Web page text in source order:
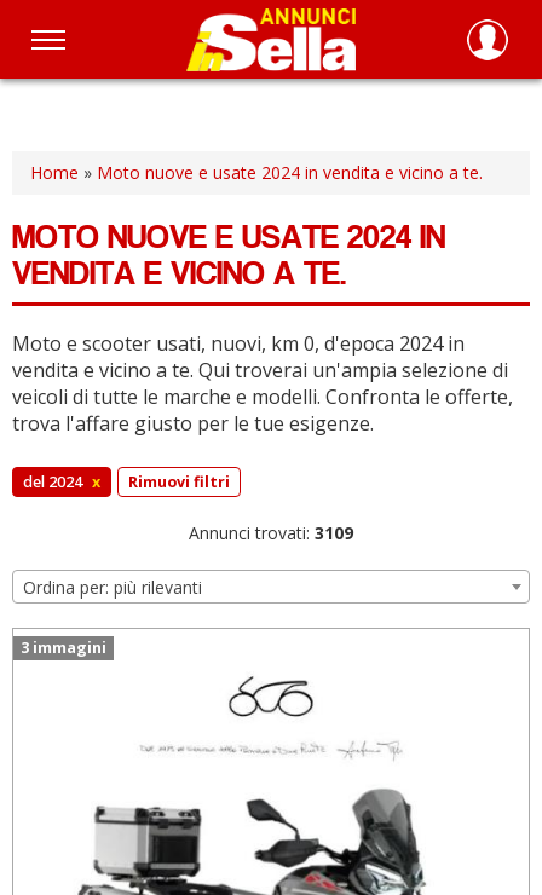
Salta
principale
Home » Moto nuove e usate 2024 in vendita e vicino a te.
MOTO NUOVE E USATE 2024 IN
VENDITA E VICINO A TE.
Moto e scooter usati, nuovi, km 0, d'epoca 2024 in
vendita e vicino a te. Qui troverai un'ampia selezione di
veicoli di tutte le marche e modelli. Confronta le offerte,
trova l'affare giusto per le tue esigenze.
del 2024 x Rimuovi filtri
Annunci trovati: 3109
Ordina per: più rilevanti
3 immagini